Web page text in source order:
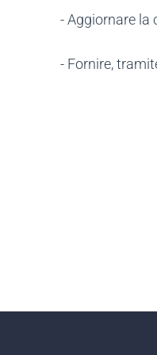
- Aggiornare la
- Fornire,